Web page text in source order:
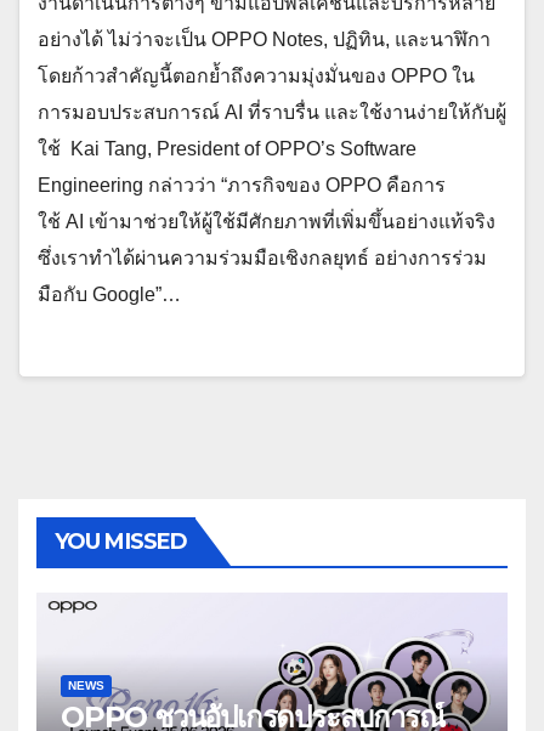
อย่างได้ ไม่ว่าจะเป็น OPPO Notes, ปฏิทิน, และนาฬิกา
โดยก้าวสำคัญนี้ตอกย้ำถึงความมุ่งมั่นของ OPPO ใน
การมอบประสบการณ์ AI ที่ราบรื่น และใช้งานง่ายให้กับผู้
ใช้ Kai Tang, President of OPPO’s Software
Engineering กล่าวว่า “ภารกิจของ OPPO คือการ
ใช้ AI เข้ามาช่วยให้ผู้ใช้มีศักยภาพที่เพิ่มขึ้นอย่างแท้จริง
ซึ่งเราทำได้ผ่านความร่วมมือเชิงกลยุทธ์ อย่างการร่วม
มือกับ Google”…
YOU MISSED
NEWS
OPPO ชวนอัปเกรดประสบการณ์